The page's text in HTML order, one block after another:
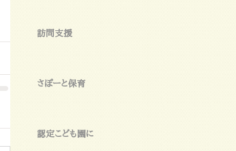
訪問支援
さぽーと保育
認定こども園に